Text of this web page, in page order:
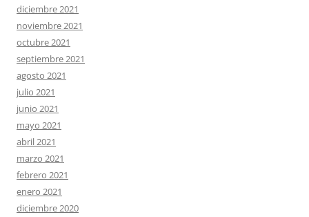
diciembre 2021
noviembre 2021
octubre 2021
septiembre 2021
agosto 2021
julio 2021
junio 2021
mayo 2021
abril 2021
marzo 2021
febrero 2021
enero 2021
diciembre 2020